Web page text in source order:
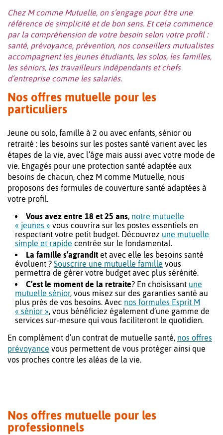
Chez M comme Mutuelle, on s’engage pour être une
référence de simplicité et de bon sens. Et cela commence
par la compréhension de votre besoin selon votre profil :
santé, prévoyance, prévention, nos conseillers mutualistes
accompagnent les jeunes étudiants, les solos, les familles,
les séniors, les travailleurs indépendants et chefs
d’entreprise comme les salariés.
Nos offres mutuelle pour les
particuliers
Jeune ou solo, famille à 2 ou avec enfants, sénior ou
retraité : les besoins sur les postes santé varient avec les
étapes de la vie, avec l’âge mais aussi avec votre mode de
vie. Engagés pour une protection santé adaptée aux
besoins de chacun, chez M comme Mutuelle, nous
proposons des formules de couverture santé adaptées à
votre profil.
Vous avez entre 18 et 25 ans, notre mutuelle
« jeunes » vous couvrira sur les postes essentiels en
respectant votre petit budget. Découvrez une mutuelle
simple et rapide centrée sur le fondamental.
La famille s’agrandit et avec elle les besoins santé
évoluent ? Souscrire une mutuelle famille vous
permettra de gérer votre budget avec plus sérénité.
C’est le moment de la retraite? En choisissant une
mutuelle sénior, vous misez sur des garanties santé au
plus près de vos besoins. Avec nos formules Esprit M
« sénior », vous bénéficiez également d’une gamme de
services sur-mesure qui vous faciliteront le quotidien.
En complément d’un contrat de mutuelle santé, nos offres
prévoyance vous permettent de vous protéger ainsi que
vos proches contre les aléas de la vie.
Nos offres mutuelle pour les
professionnels